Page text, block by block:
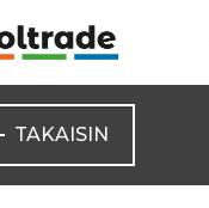
TAKAISIN